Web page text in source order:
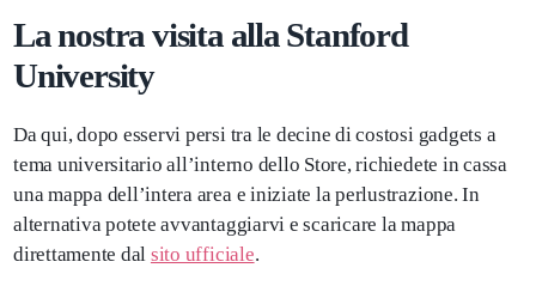
La nostra visita alla Stanford
University
Da qui, dopo esservi persi tra le decine di costosi gadgets a
tema universitario all’interno dello Store, richiedete in cassa
una mappa dell’intera area e iniziate la perlustrazione. In
alternativa potete avvantaggiarvi e scaricare la mappa
direttamente dal sito ufficiale.